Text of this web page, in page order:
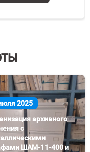
2025
архивного
с
ШАМ-11-400 и